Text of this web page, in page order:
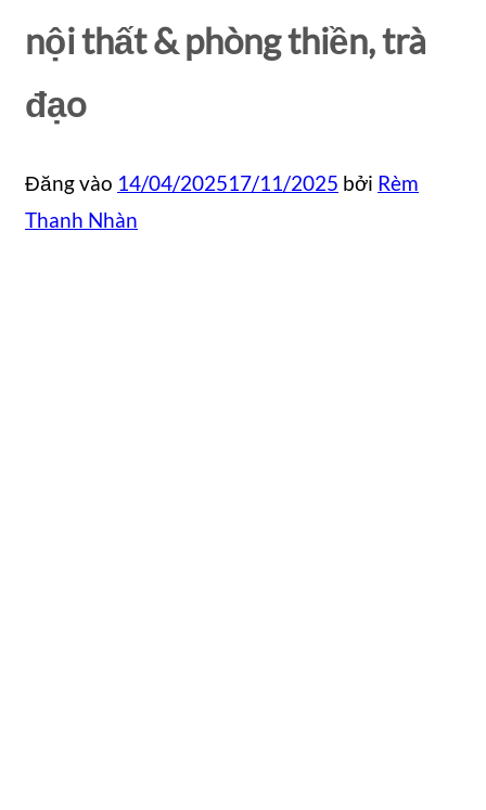
nội thất & phòng thiền, trà
đạo
Đăng vào 14/04/202517/11/2025 bởi Rèm
Thanh Nhàn